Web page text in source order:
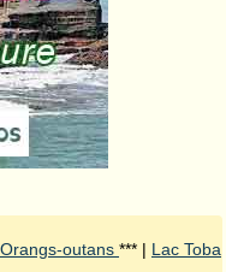
outans *** | Lac Toba